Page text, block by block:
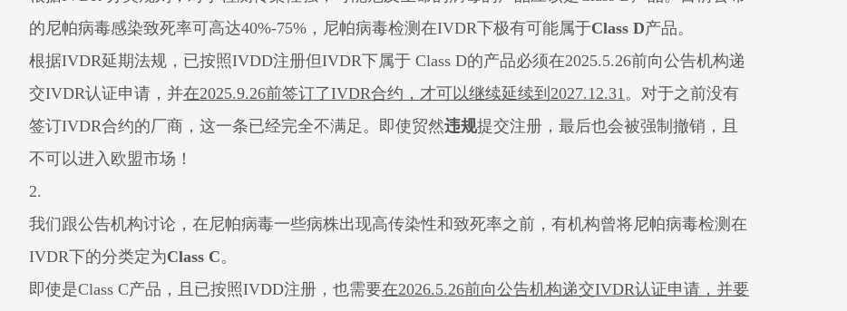
的尼帕病毒感染致死率可高达40%-75% ，尼帕病毒检测在IVDR下极有可能属于Class D产品。
根据IVDR延期法规，已按照IVDD注册但IVDR下属于 Class D的产品必须在2025.5.26前向公告机构递
交IVDR认证申请，并在2025.9.26前签订了IVDR合约，才可以继续延续到 2027.12.31 。对于之前没有
签订IVDR合约的厂商，这一条已经完全不满足。即使贸然违规提交注册，最后也会被强制撤销，且
不可以进入欧盟市场！
2.
我们跟公告机构讨论，在尼帕病毒一些病株出现高传染性和致死率之前，有机构曾将尼帕病毒检测在
IVDR下的分类定为Class C。
即使是Class C产品，且已按照IVDD注册，也需要在2026.5.26前向公告机构递交IVDR认证申请，并要